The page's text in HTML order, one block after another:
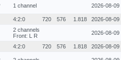
1 channel 2026-08-09
4:2:0 720 576 1.818 2026-08-09
2 channels
Front: L R
2026-08-09
4:2:0 720 576 1.818 2026-08-09